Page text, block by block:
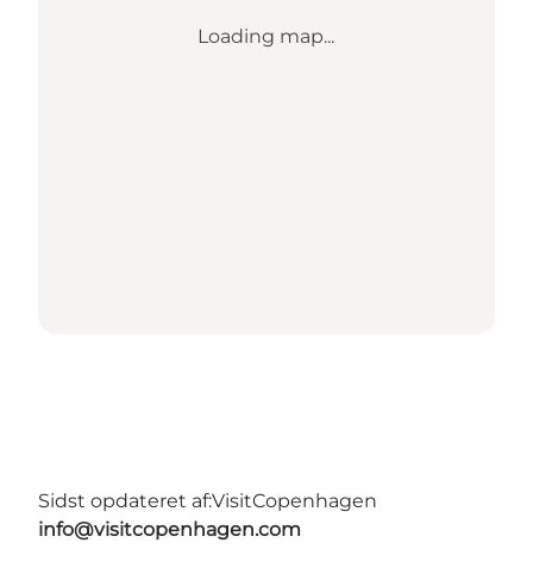
Loading map...
Sidst opdateret af:VisitCopenhagen
info@visitcopenhagen.com